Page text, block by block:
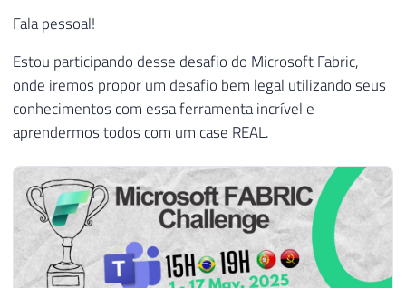
Fala pessoal!
Estou participando desse desafio do Microsoft Fabric,
onde iremos propor um desafio bem legal utilizando seus
conhecimentos com essa ferramenta incrível e
aprendermos todos com um case REAL.